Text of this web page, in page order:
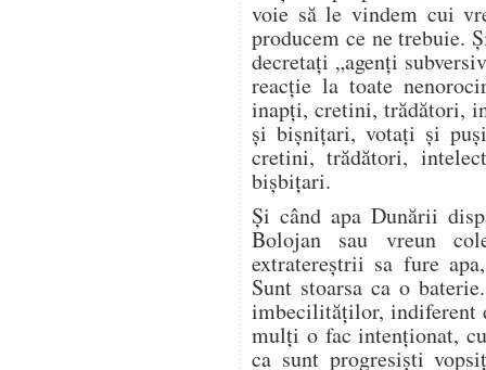
voie să le vindem cui
producem ce ne trebuie.
decretați „agenți
reacție la toate
inapți, cretini, trădători,
și bișnițari, votați și
cretini, trădători,
bișbițari.
Și când apa Dunării
Bolojan sau vreun
extratereștrii sa fure
Sunt stoarsa ca o
imbecilităților, indiferent
mulți o fac intenționat,
ca sunt progresiști